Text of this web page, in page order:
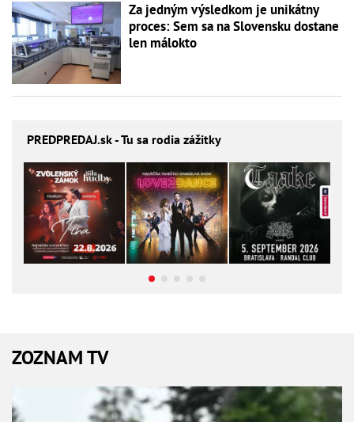
Za jedným výsledkom je unikátny
proces: Sem sa na Slovensku dostane
len málokto
PREDPREDAJ.sk - Tu sa rodia zážitky
ZOZNAM TV